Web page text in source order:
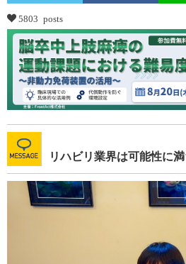
5803 posts
リハビリ業界は可能性に